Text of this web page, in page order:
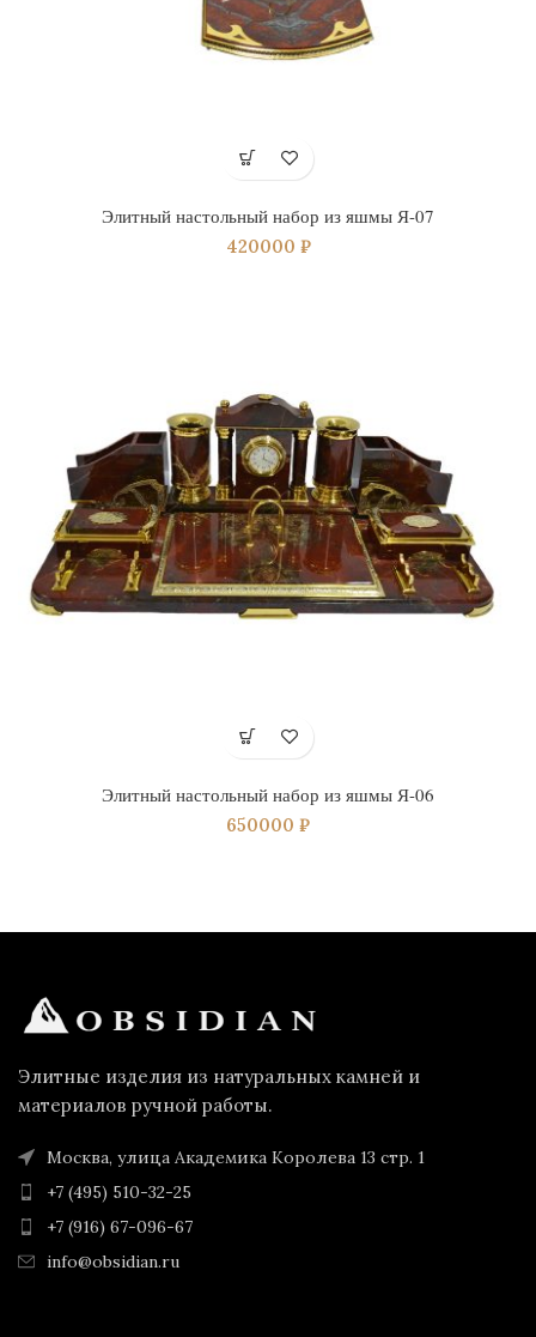
Элитный настольный набор из яшмы Я-07
420000 ₽
Элитный настольный набор из яшмы Я-06
650000 ₽
Элитные изделия из натуральных камней и
материалов ручной работы.
Москва, улица Академика Королева 13 стр. 1
+7 (495) 510-32-25
+7 (916) 67-096-67
info@obsidian.ru